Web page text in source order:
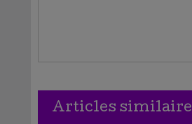
Articles